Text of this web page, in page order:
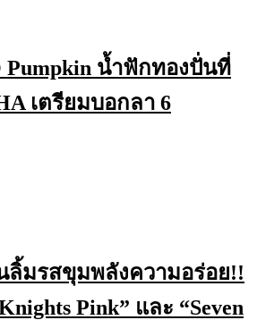
น้ำฟักทองปั่นที่
เตรียมบอกลา 6
มรสขุมพลังความอร่อย!!
Pink” และ “Seven